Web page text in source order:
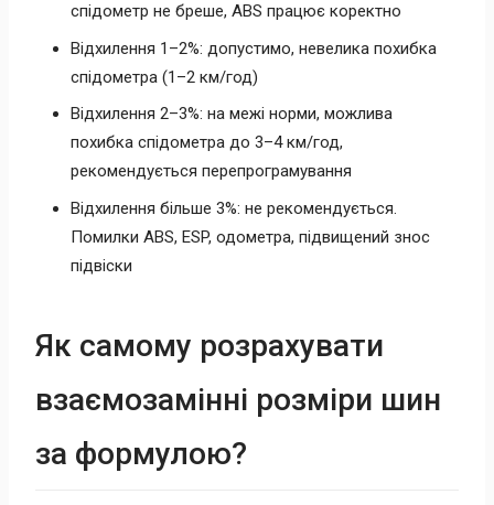
спідометр не бреше, ABS працює коректно
Відхилення 1–2%: допустимо, невелика похибка
спідометра (1–2 км/год)
Відхилення 2–3%: на межі норми, можлива
похибка спідометра до 3–4 км/год,
рекомендується перепрограмування
Відхилення більше 3%: не рекомендується.
Помилки ABS, ESP, одометра, підвищений знос
підвіски
Як самому розрахувати
взаємозамінні розміри шин
за формулою?